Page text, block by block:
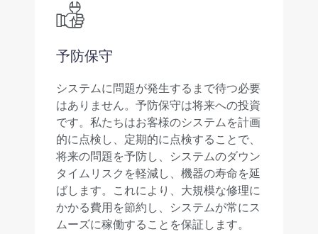
予防保守
システムに問題が発生するまで待つ必要
はありません。予防保守は将来への投資
です。私たちはお客様のシステムを計画
的に点検し、定期的に点検することで、
将来の問題を予防し、システムのダウン
タイムリスクを軽減し、機器の寿命を延
ばします。これにより、大規模な修理に
かかる費用を節約し、システムが常にス
ムーズに稼働することを保証します。